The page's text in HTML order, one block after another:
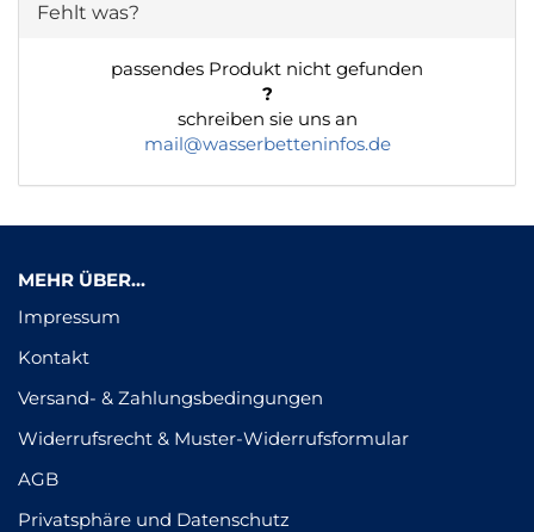
Fehlt was?
passendes Produkt nicht gefunden
?
schreiben sie uns an
mail@wasserbetteninfos.de
MEHR ÜBER...
Impressum
Kontakt
Versand- & Zahlungsbedingungen
Widerrufsrecht & Muster-Widerrufsformular
AGB
Privatsphäre und Datenschutz